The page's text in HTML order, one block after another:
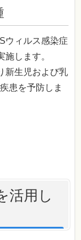
ウィルス感染症
します。
新生児および乳
患を予防しま
活用し